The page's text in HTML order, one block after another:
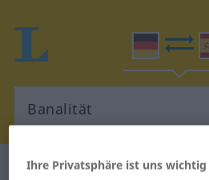
Deutsch-Spanisch Wörterbuch
Ihre Privatsphäre ist uns wichtig